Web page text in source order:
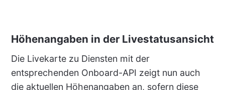
Höhenangaben in der Livestatusansicht
Die Livekarte zu Diensten mit der
entsprechenden Onboard-API zeigt nun auch
die aktuellen Höhenangaben an, sofern diese